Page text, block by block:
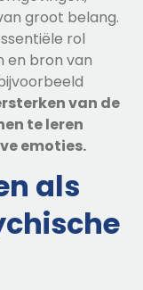
groot belang.
rol
en bron van
van de
te leren
emoties.
als